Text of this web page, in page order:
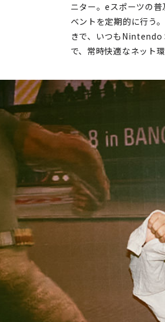
ニター。eスポーツの
ベントを定期的に行う
きで、いつもNintendo
で、常時快適なネット